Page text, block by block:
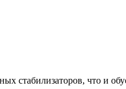
стабилизаторов, что и